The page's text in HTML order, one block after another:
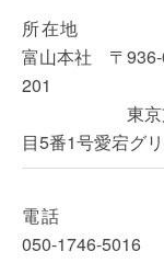
所在地
富山本社 〒936-
201
東京支社
目5番1号愛宕グ
電話
050-1746-5016